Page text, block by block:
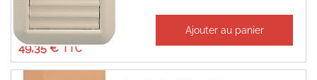
À partir de
49,35 €
41,12 € Ajouter au panier